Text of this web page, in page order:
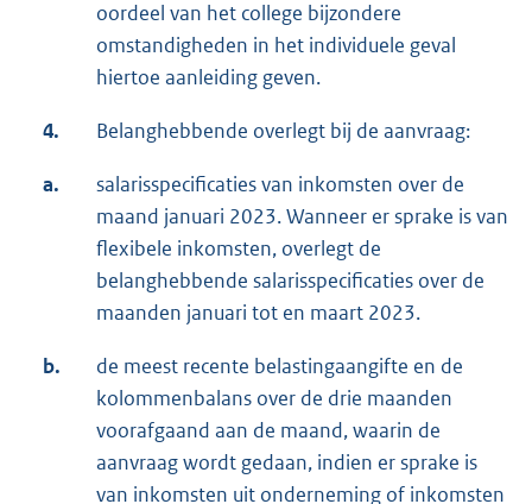
oordeel van het college bijzondere
omstandigheden in het individuele geval
hiertoe aanleiding geven.
4. Belanghebbende overlegt bij de aanvraag:
a.
salarisspecificaties van inkomsten over de
maand januari 2023. Wanneer er sprake is van
flexibele inkomsten, overlegt de
belanghebbende salarisspecificaties over de
maanden januari tot en maart 2023.
b.
de meest recente belastingaangifte en de
kolommenbalans over de drie maanden
voorafgaand aan de maand, waarin de
aanvraag wordt gedaan, indien er sprake is
van inkomsten uit onderneming of inkomsten